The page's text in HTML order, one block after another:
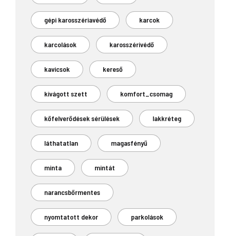
gépi karosszériavédő karcok
karcolások karosszérivédő
kavicsok kereső
kivágott szett komfort_csomag
kőfelverődések sérülések lakkréteg
láthatatlan magasfényű
minta mintát
narancsbőrmentes
nyomtatott dekor parkolások